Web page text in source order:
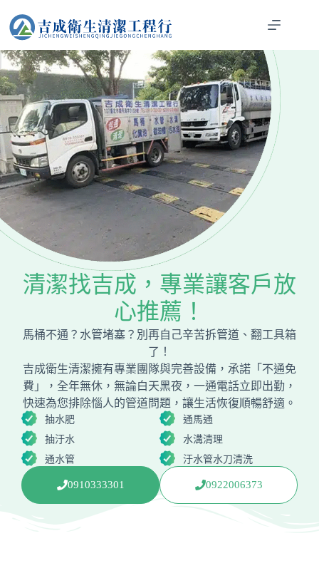
清潔找吉成，專業讓客戶放
心推薦！
馬桶不通？水管堵塞？別再自己辛苦拆管道、翻工具箱
了！
吉成衛生清潔擁有專業團隊與完善設備，承諾「不通免
費」，全年無休，無論白天黑夜，一通電話立即出勤，
快速為您排除惱人的管道問題，讓生活恢復順暢舒適。
抽水肥
抽汙水
通水管
通馬通
水溝清理
汙水管水刀清洗
0910333301 0922006373